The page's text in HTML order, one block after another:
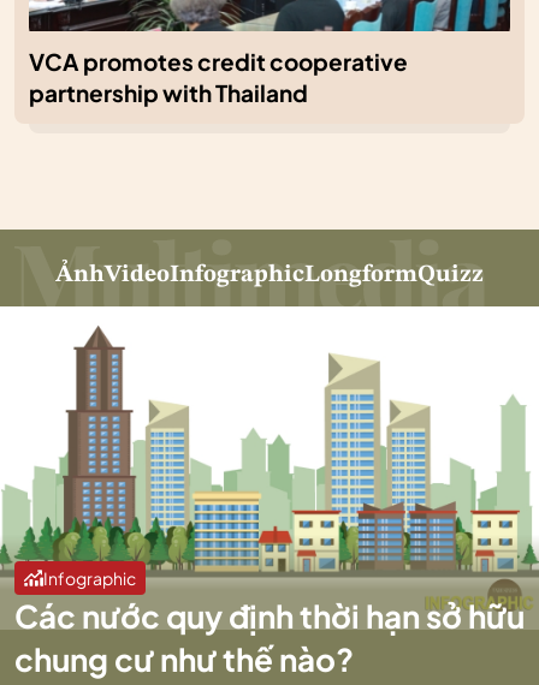
VCA promotes credit cooperative
partnership with Thailand
ẢnhVideoInfographicLongformQuizz
Infographic
Các nước quy định thời hạn sở hữu
chung cư như thế nào?